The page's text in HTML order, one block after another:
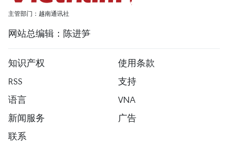
主管部门：越南通讯社
网站总编辑：陈进笋
知识产权
使用条款
RSS
支持
语言
VNA
新闻服务
广告
联系